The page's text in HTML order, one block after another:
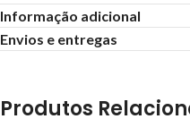
Informação adicional
Envios e entregas
Produtos